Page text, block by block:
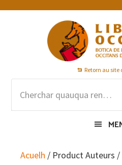
Skip
Skip
Skip
Retorn au site
Acuelh / Product Auteurs /